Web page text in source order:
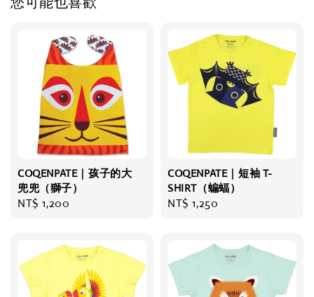
COQENPATE｜孩子的大
兜兜（獅子）
Regular
NT$ 1,200
COQENPATE｜短袖 T-
SHIRT（蝙蝠）
Regular
NT$ 1,250